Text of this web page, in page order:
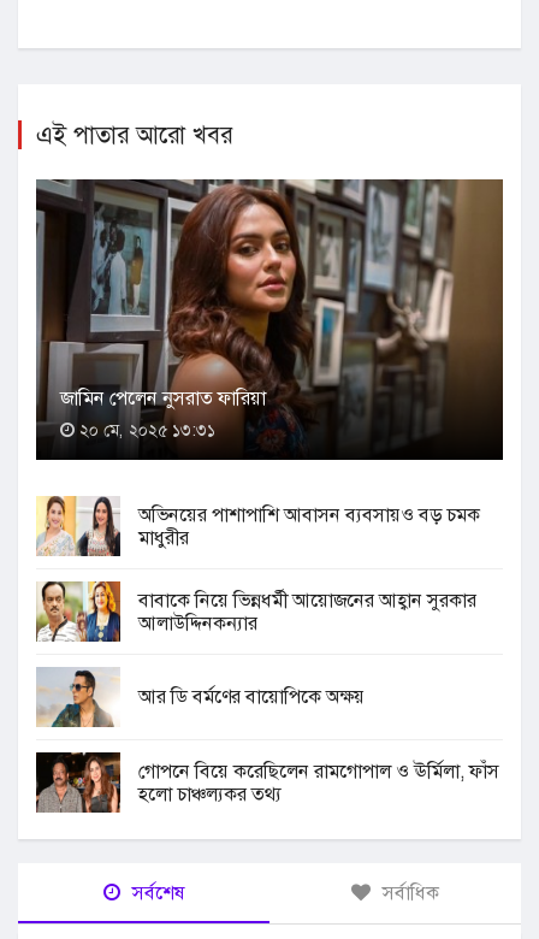
এই পাতার আরো খবর
জামিন পেলেন নুসরাত ফারিয়া
২০ মে, ২০২৫ ১৩:৩১
অভিনয়ের পাশাপাশি আবাসন ব্যবসায়ও বড় চমক
মাধুরীর
বাবাকে নিয়ে ভিন্নধর্মী আয়োজনের আহ্বান সুরকার
আলাউদ্দিনকন্যার
আর ডি বর্মণের বায়োপিকে অক্ষয়
গোপনে বিয়ে করেছিলেন রামগোপাল ও ঊর্মিলা, ফাঁস
হলো চাঞ্চল্যকর তথ্য
সর্বশেষ সর্বাধিক